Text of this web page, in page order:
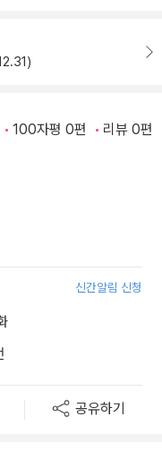
100자평 0편 리뷰 0편
신간알림 신청
공유하기